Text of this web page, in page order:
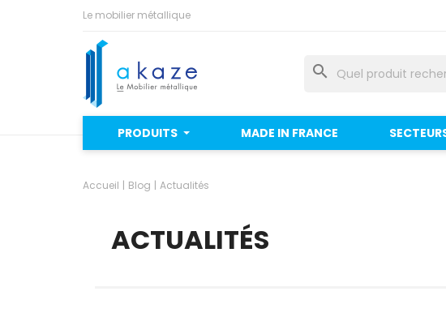
Le mobilier métallique
search
PRODUITS MADE IN FRANCE
Accueil Blog Actualités
ACTUALITÉS